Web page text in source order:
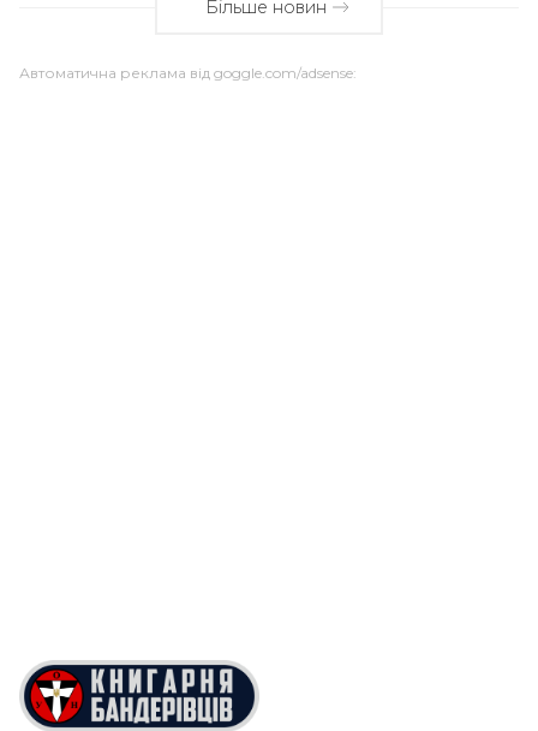
Більше новин
Автоматична реклама від goggle.com/adsense: